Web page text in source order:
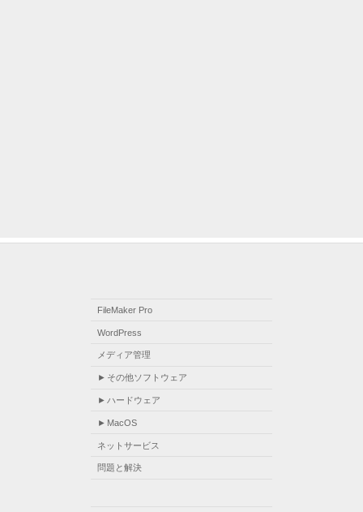
FileMaker Pro
WordPress
メディア管理
その他ソフトウェア
ハードウェア
MacOS
ネットサービス
問題と解決